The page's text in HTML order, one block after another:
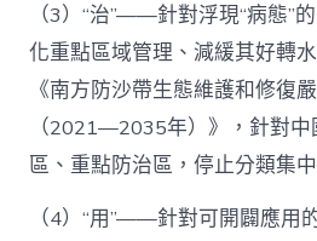
（3）“治”——針對浮現“病態”
化重點區域管理、減緩其好轉
《南方防沙帶生態維護和修復
（2021—2035年）》，針對
區、重點防治區，停止分類集
（4）“用”——針對可開闢應用